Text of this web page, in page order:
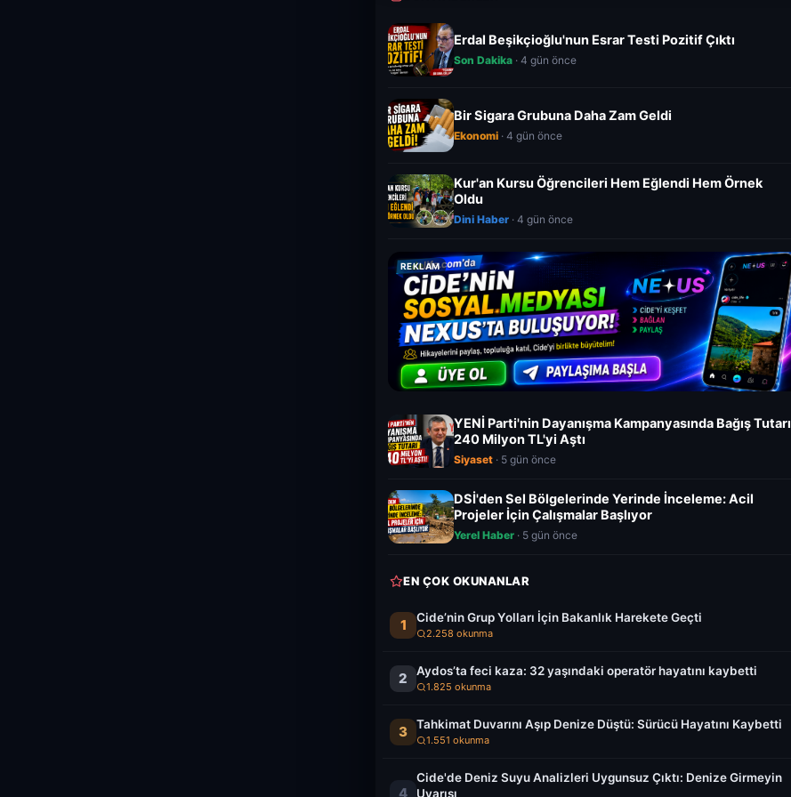
Erdal Beşikçioğlu'nun Esrar Testi Pozitif Çıktı
Son Dakika · 4 gün önce
Bir Sigara Grubuna Daha Zam Geldi
Ekonomi · 4 gün önce
Kur'an Kursu Öğrencileri Hem Eğlendi Hem Örnek
Oldu
Dini Haber · 4 gün önce
REKLAM
YENİ Parti'nin Dayanışma Kampanyasında Bağış Tutarı
240 Milyon TL'yi Aştı
Siyaset · 5 gün önce
DSİ'den Sel Bölgelerinde Yerinde İnceleme: Acil
Projeler İçin Çalışmalar Başlıyor
Yerel Haber · 5 gün önce
EN ÇOK OKUNANLAR
1 Cide’nin Grup Yolları İçin Bakanlık Harekete Geçti
2.258 okunma
2 Aydos’ta feci kaza: 32 yaşındaki operatör hayatını kaybetti
1.825 okunma
3 Tahkimat Duvarını Aşıp Denize Düştü: Sürücü Hayatını Kaybetti
1.551 okunma
4
Cide'de Deniz Suyu Analizleri Uygunsuz Çıktı: Denize Girmeyin
Uyarısı